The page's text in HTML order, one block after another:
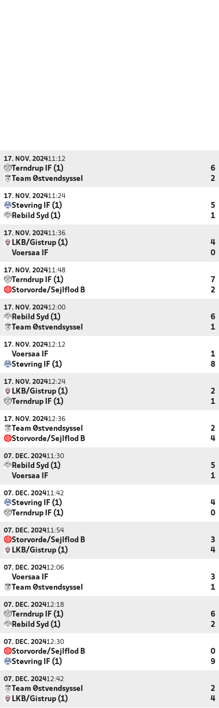
17. NOV. 202411:12
Terndrup IF (1)
6
Team Østvendsyssel
2
17. NOV. 202411:24
Støvring IF (1)
5
Rebild Syd (1)
1
17. NOV. 202411:36
LKB/Gistrup (1)
4
Voersaa IF
0
17. NOV. 202411:48
Terndrup IF (1)
7
Storvorde/Sejlflod B
2
17. NOV. 202412:00
Rebild Syd (1)
6
Team Østvendsyssel
1
17. NOV. 202412:12
Voersaa IF
1
Støvring IF (1)
8
17. NOV. 202412:24
LKB/Gistrup (1)
2
Terndrup IF (1)
1
17. NOV. 202412:36
Team Østvendsyssel
2
Storvorde/Sejlflod B
4
07. DEC. 202411:30
Rebild Syd (1)
5
Voersaa IF
1
07. DEC. 202411:42
Støvring IF (1)
4
Terndrup IF (1)
0
07. DEC. 202411:54
Storvorde/Sejlflod B
3
LKB/Gistrup (1)
4
07. DEC. 202412:06
Voersaa IF
3
Team Østvendsyssel
1
07. DEC. 202412:18
Terndrup IF (1)
6
Rebild Syd (1)
2
07. DEC. 202412:30
Storvorde/Sejlflod B
0
Støvring IF (1)
9
07. DEC. 202412:42
Team Østvendsyssel
2
LKB/Gistrup (1)
4